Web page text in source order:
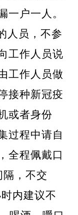
一户一人。
人员，不参
工作人员说
工作人员做
接种新冠疫
或者身份
过程中请自
全程佩戴口
，不交
内建议不